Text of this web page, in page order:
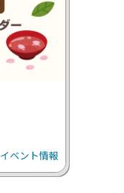
イベント情報